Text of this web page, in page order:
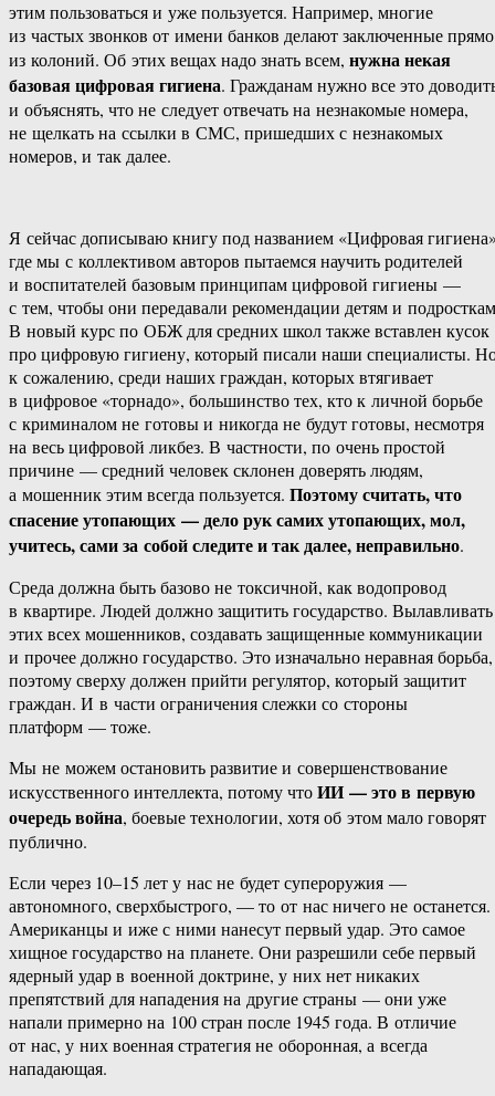
этим пользоваться и уже пользуется. Например, многие
из частых звонков от имени банков делают заключенные прямо
из колоний. Об этих вещах надо знать всем, нужна некая
базовая цифровая гигиена. Гражданам нужно все это
и объяснять, что не следует отвечать на незнакомые номера,
не щелкать на ссылки в СМС, пришедших с незнакомых
номеров, и так далее.
Я сейчас дописываю книгу под названием «Цифровая
где мы с коллективом авторов пытаемся научить родителей
и воспитателей базовым принципам цифровой гигиены —
с тем, чтобы они передавали рекомендации детям и
В новый курс по ОБЖ для средних школ также вставлен кусок
про цифровую гигиену, который писали наши специалисты.
к сожалению, среди наших граждан, которых втягивает
в цифровое «торнадо», большинство тех, кто к личной борьбе
с криминалом не готовы и никогда не будут готовы, несмотря
на весь цифровой ликбез. В частности, по очень простой
причине — средний человек склонен доверять людям,
а мошенник этим всегда пользуется. Поэтому считать, что
спасение утопающих — дело рук самих утопающих, мол,
учитесь, сами за собой следите и так далее, неправильно.
Среда должна быть базово не токсичной, как водопровод
в квартире. Людей должно защитить государство. Вылавливать
этих всех мошенников, создавать защищенные коммуникации
и прочее должно государство. Это изначально неравная борьба,
поэтому сверху должен прийти регулятор, который защитит
граждан. И в части ограничения слежки со стороны
платформ — тоже.
Мы не можем остановить развитие и совершенствование
искусственного интеллекта, потому чтоИИ — это в первую
очередь война, боевые технологии, хотя об этом мало говорят
публично.
Если через 10–15 лет у нас не будет супероружия —
автономного, сверхбыстрого, — то от нас ничего не останется.
Американцы и иже с ними нанесут первый удар. Это самое
хищное государство на планете. Они разрешили себе первый
ядерный удар в военной доктрине, у них нет никаких
препятствий для нападения на другие страны — они уже
напали примерно на 100 стран после 1945 года. В отличие
от нас, у них военная стратегия не оборонная, а всегда
нападающая.